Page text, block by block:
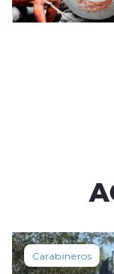
Carabineros